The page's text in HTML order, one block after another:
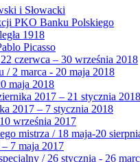
i Słowacki
PKO Banku Polskiego
1918
Picasso
czerwca – 30 września 2018
/ 2 marca - 20 maja 2018
maja 2018
2017 – 21 stycznia 2018
2017 – 7 stycznia 2018
września 2017
mistrza / 18 maja-20
7 maja 2017
/ 26 stycznia - 26